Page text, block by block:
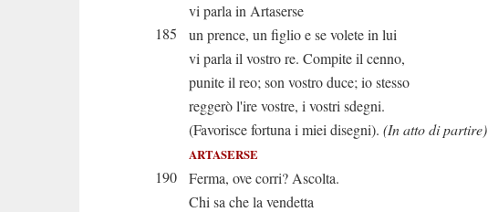
vi parla in Artaserse
185
un prence, un figlio e se volete in lui
vi parla il vostro re. Compite il cenno,
punite il reo; son vostro duce; io stesso
reggerò l'ire vostre, i vostri sdegni.
(Favorisce fortuna i miei disegni). (In atto di partire)
ARTASERSE
190
Ferma, ove corri? Ascolta.
Chi sa che la vendetta